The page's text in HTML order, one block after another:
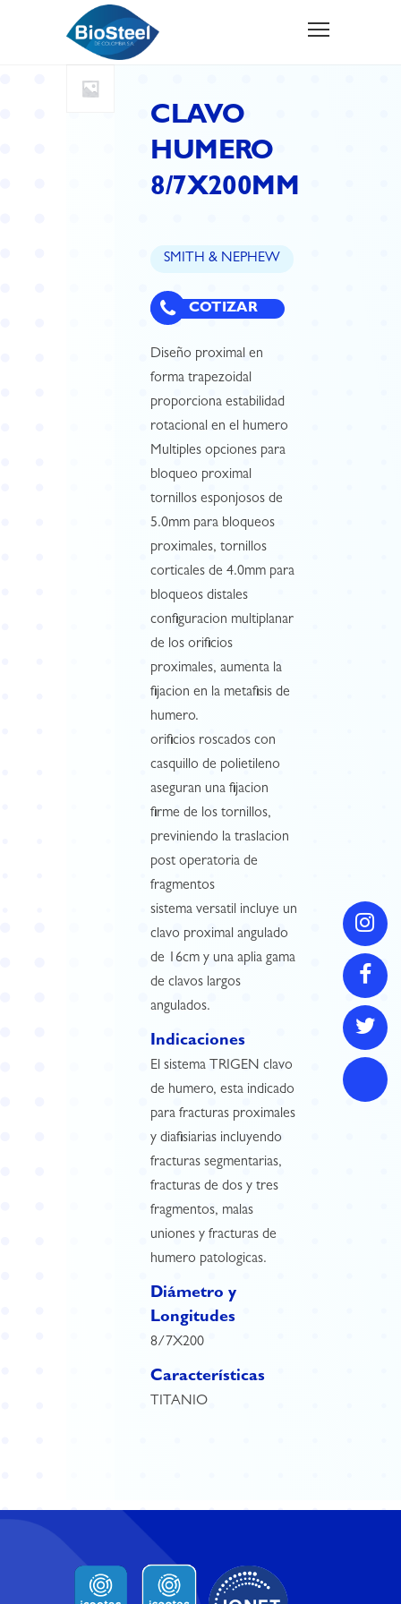
CLAVO
HUMERO
8/7X200MM
SMITH & NEPHEW
COTIZAR
Diseño proximal en
forma trapezoidal
proporciona estabilidad
rotacional en el humero
Multiples opciones para
bloqueo proximal
tornillos esponjosos de
5.0mm para bloqueos
proximales, tornillos
corticales de 4.0mm para
bloqueos distales
configuracion multiplanar
de los orificios
proximales, aumenta la
fijacion en la metafisis de
humero.
orificios roscados con
casquillo de polietileno
aseguran una fijacion
firme de los tornillos,
previniendo la traslacion
post operatoria de
fragmentos
sistema versatil incluye un
clavo proximal angulado
de 16cm y una aplia gama
de clavos largos
angulados.
Indicaciones
El sistema TRIGEN clavo
de humero, esta indicado
para fracturas proximales
y diafisiarias incluyendo
fracturas segmentarias,
fracturas de dos y tres
fragmentos, malas
uniones y fracturas de
humero patologicas.
Diámetro y
Longitudes
8/7X200
Características
TITANIO